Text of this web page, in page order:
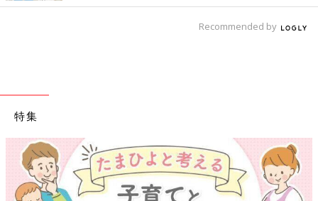
がないと思うスタイリストもいるでしょうし、必要に応じてかけ
方を変えていくという人もいるでしょう」
教わった記憶はありません。やはり、働きながら身についていく
のだと思います」
――水野さんがこれまで声がけをしてきた中で記憶に残っている
エピソードはありますか？
Recommended by
特集